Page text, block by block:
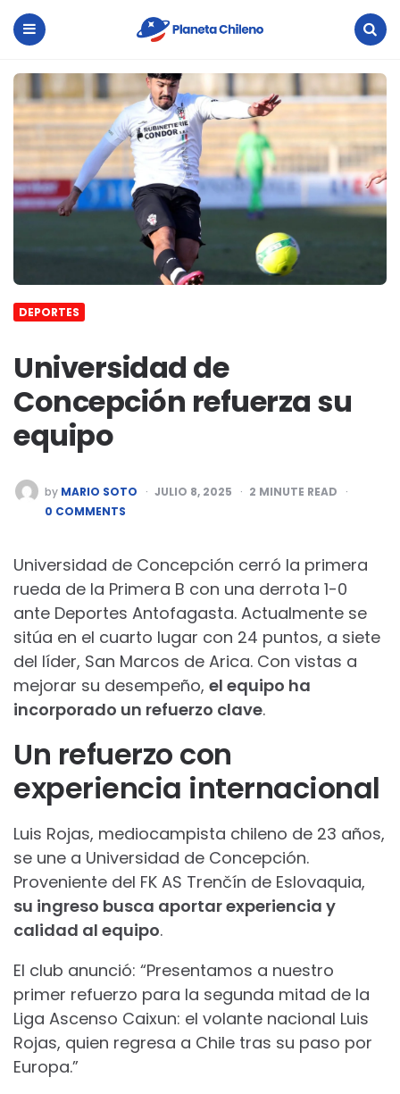
Planeta
Chileno
DEPORTES
Universidad de
Concepción refuerza su
equipo
POSTED
BY
by MARIO SOTO JULIO 8, 2025 2 MINUTE READ
0 COMMENTS
Universidad de Concepción cerró la primera
rueda de la Primera B con una derrota 1-0
ante Deportes Antofagasta. Actualmente se
sitúa en el cuarto lugar con 24 puntos, a siete
del líder, San Marcos de Arica. Con vistas a
mejorar su desempeño, el equipo ha
incorporado un refuerzo clave.
Un refuerzo con
experiencia internacional
Luis Rojas, mediocampista chileno de 23 años,
se une a Universidad de Concepción.
Proveniente del FK AS Trenčín de Eslovaquia,
su ingreso busca aportar experiencia y
calidad al equipo.
El club anunció: “Presentamos a nuestro
primer refuerzo para la segunda mitad de la
Liga Ascenso Caixun: el volante nacional Luis
Rojas, quien regresa a Chile tras su paso por
Europa.”